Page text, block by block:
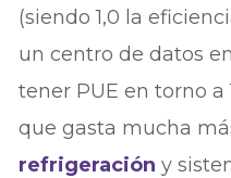
(siendo 1,0 la
un centro de datos
tener PUE en torno a
que gasta mucha
refrigeracióny